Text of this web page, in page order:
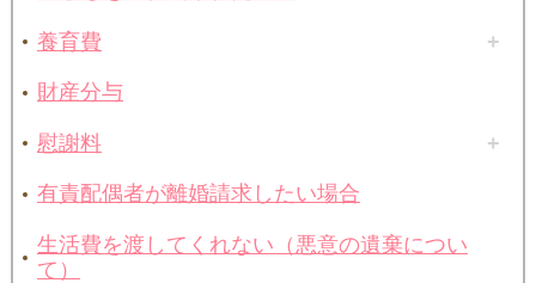
養育費
財産分与
慰謝料
有責配偶者が離婚請求したい場合
生活費を渡してくれない（悪意の遺棄につい
て）